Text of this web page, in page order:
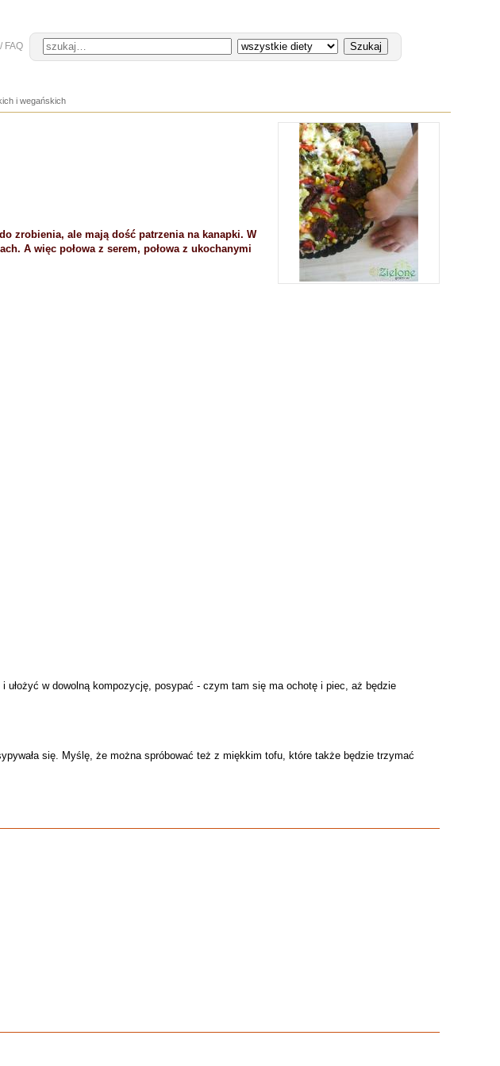
FAQ
i wegańskich
zrobienia, ale mają dość patrzenia na kanapki. W
A więc połowa z serem, połowa z ukochanymi
w dowolną kompozycję, posypać - czym tam się ma ochotę i piec, aż będzie
się. Myślę, że można spróbować też z miękkim tofu, które także będzie trzymać